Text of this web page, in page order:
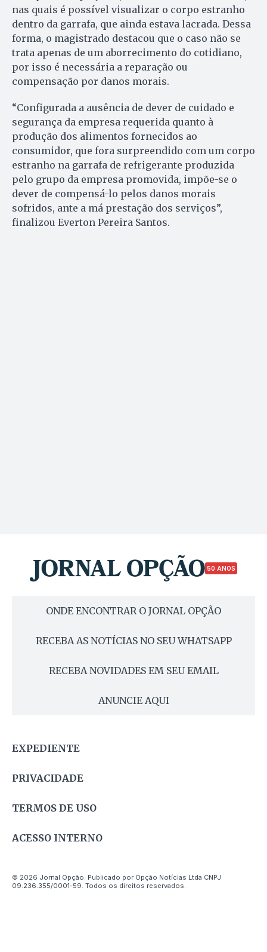
nas quais é possível visualizar o corpo estranho
dentro da garrafa, que ainda estava lacrada. Dessa
forma, o magistrado destacou que o caso não se
trata apenas de um aborrecimento do cotidiano,
por isso é necessária a reparação ou
compensação por danos morais.
“Configurada a ausência de dever de cuidado e
segurança da empresa requerida quanto à
produção dos alimentos fornecidos ao
consumidor, que fora surpreendido com um corpo
estranho na garrafa de refrigerante produzida
pelo grupo da empresa promovida, impõe-se o
dever de compensá-lo pelos danos morais
sofridos, ante a má prestação dos serviços”,
finalizou Everton Pereira Santos.
50 ANOS
ONDE ENCONTRAR O JORNAL OPÇÃO
RECEBA AS NOTÍCIAS NO SEU WHATSAPP
RECEBA NOVIDADES EM SEU EMAIL
ANUNCIE AQUI
EXPEDIENTE
PRIVACIDADE
TERMOS DE USO
ACESSO INTERNO
© 2026 Jornal Opção. Publicado por Opção Notícias Ltda CNPJ
09.236.355/0001-59. Todos os direitos reservados.